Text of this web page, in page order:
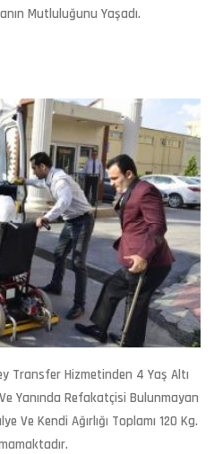
Mutluluğunu Yaşadı.
Transfer Hizmetinden 4 Yaş Altı
Yanında Refakatçisi Bulunmayan
Ve Kendi Ağırlığı Toplamı 120 Kg.